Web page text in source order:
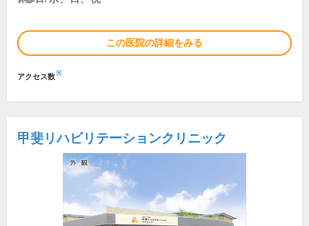
この医院の詳細をみる
アクセス数※
甲斐リハビリテーションクリニック